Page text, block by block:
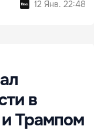
12 Янв. 22:48
в
Трампом